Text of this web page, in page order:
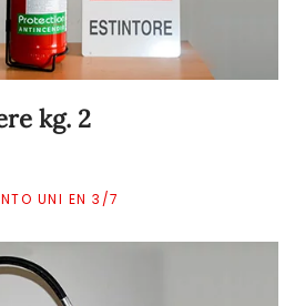
kg. 2
UNI EN 3/7